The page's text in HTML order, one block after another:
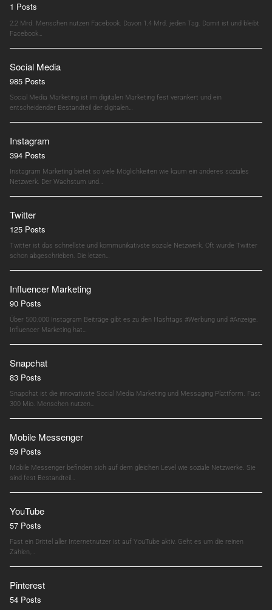
1 Posts
2,2 Mrd. Menschen nutzen Facebook. Davon 1,4 Mrd. jeden Tag. Damit ist und bleibt
Facebook…
Social Media
985 Posts
Social Media Marketing ist im digitalen Marketing fest verankert und ein
entscheidender Bestandteil der digitalen…
Instagram
394 Posts
Instagram Marketing bietet so viele Möglichkeiten wie kaum ein anderes soziales
Netzwerk. Der Wachstum und…
Twitter
125 Posts
Twitter ist das schnellste und kommunikativste soziale Netzwerk. Oft wurde Twitter
schon abgeschrieben. Die letzen…
Influencer Marketing
90 Posts
Über 500.000 Instagram Beiträge gibt es zu den Hashtags #Werbung und #Anzeige.
Influencer Marketing hat…
Snapchat
83 Posts
Snapchat ist die innovativste Social Media Marketing und Messaging Plattform. Fast
300 Mio. Menschen nutzen…
Mobile Messenger
59 Posts
Mobile Messenger befinden sich auf dem gleichen Level wie soziale Netzwerke. Sie
sind fest Bestandteil…
YouTube
57 Posts
Fast ein Drittel aller Internetnutzer ist auf YouTube aktiv. Geht es um die reinen
Zahlen,…
Pinterest
54 Posts